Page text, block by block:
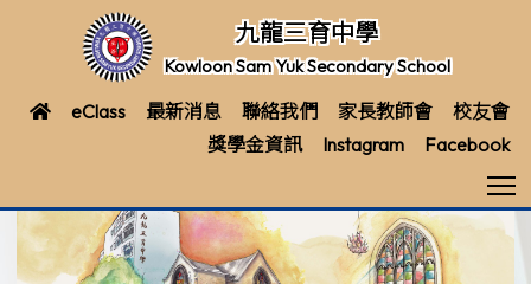
九龍三育中學
Kowloon Sam Yuk Secondary School
eClass 最新消息 聯絡我們 家長教師會
校友會
獎學金資訊
Instagram Facebook